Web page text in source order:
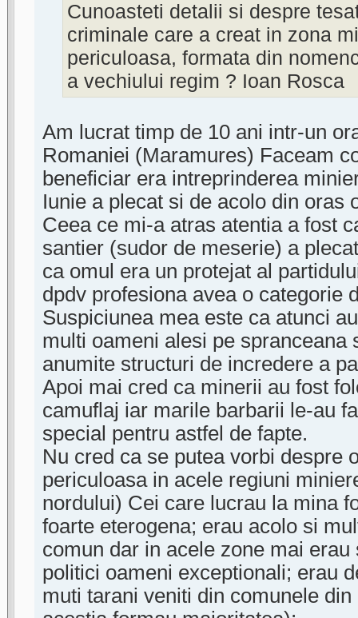
Cunoasteti detalii si despre
criminale care a creat in zona
periculoasa, formata din
a vechiului regim ? Ioan Rosca
Am lucrat timp de 10 ani intr-un
Romaniei (Maramures) Faceam
beneficiar era intreprinderea
Iunie a plecat si de acolo din oras
Ceea ce mi-a atras atentia a fost
santier (sudor de meserie) a
ca omul era un protejat al
dpdv profesiona avea o categorie
Suspiciunea mea este ca atunci
multi oameni alesi pe spranceana
anumite structuri de incredere a
Apoi mai cred ca minerii au fost
camuflaj iar marile barbarii le-au
special pentru astfel de fapte.
Nu cred ca se putea vorbi despre
periculoasa in acele regiuni
nordului) Cei care lucrau la mina
foarte eterogena; erau acolo si
comun dar in acele zone mai
politici oameni exceptionali; erau
muti tarani veniti din comunele